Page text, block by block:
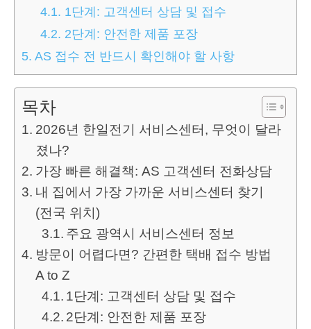
4.1. 1단계: 고객센터 상담 및 접수
4.2. 2단계: 안전한 제품 포장
5. AS 접수 전 반드시 확인해야 할 사항
목차
2026년 한일전기 서비스센터, 무엇이 달라
졌나?
가장 빠른 해결책: AS 고객센터 전화상담
내 집에서 가장 가까운 서비스센터 찾기
(전국 위치)
주요 광역시 서비스센터 정보
방문이 어렵다면? 간편한 택배 접수 방법
A to Z
1단계: 고객센터 상담 및 접수
2단계: 안전한 제품 포장